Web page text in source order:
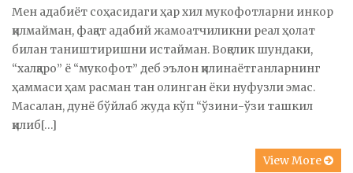
Мен адабиёт соҳасидаги ҳар хил мукофотларни инкор
қилмайман, фақат адабий жамоатчиликни реал ҳолат
билан таништиришни истайман. Воқелик шундаки,
“халқаро” ё “мукофот” деб эълон қилинаётганларнинг
ҳаммаси ҳам расман тан олинган ёки нуфузли эмас.
Масалан, дунё бўйлаб жуда кўп “ўзини-ўзи ташкил
қилиб[…]
View More